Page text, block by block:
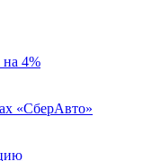
4%
«СберАвто»